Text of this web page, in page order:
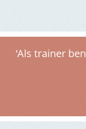
‘Als trainer